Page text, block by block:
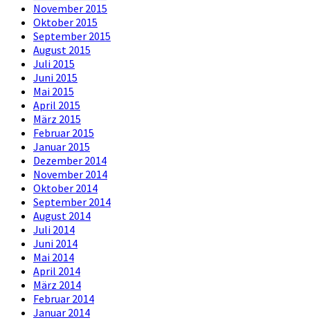
November 2015
Oktober 2015
September 2015
August 2015
Juli 2015
Juni 2015
Mai 2015
April 2015
März 2015
Februar 2015
Januar 2015
Dezember 2014
November 2014
Oktober 2014
September 2014
August 2014
Juli 2014
Juni 2014
Mai 2014
April 2014
März 2014
Februar 2014
Januar 2014